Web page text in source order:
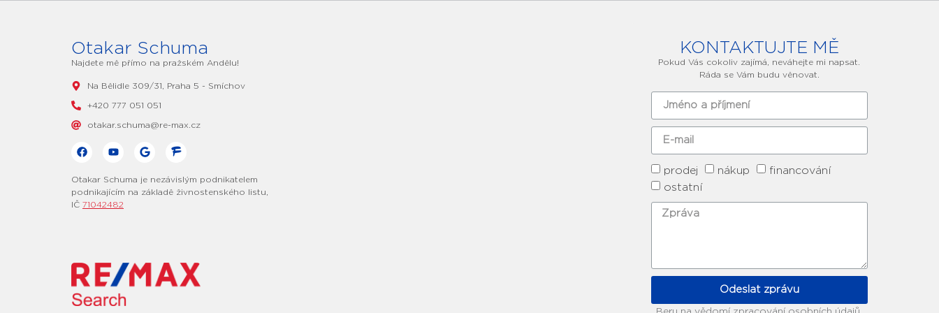
Otakar Schuma
Najdete mě přímo na pražském Andělu!
Na Bělidle 309/31, Praha 5 - Smíchov
+420 777 051 051
otakar.schuma@re-max.cz
Otakar Schuma je nezávislým podnikatelem
podnikajícím na základě živnostenského listu,
IČ 71042482
KONTAKTUJTE MĚ
Pokud Vás cokoliv zajímá, neváhejte mi napsat.
Ráda se Vám budu věnovat.
prodej nákup
financování
ostatní
Odeslat zprávu
Beru na vědomí zpracování osobních údajů.